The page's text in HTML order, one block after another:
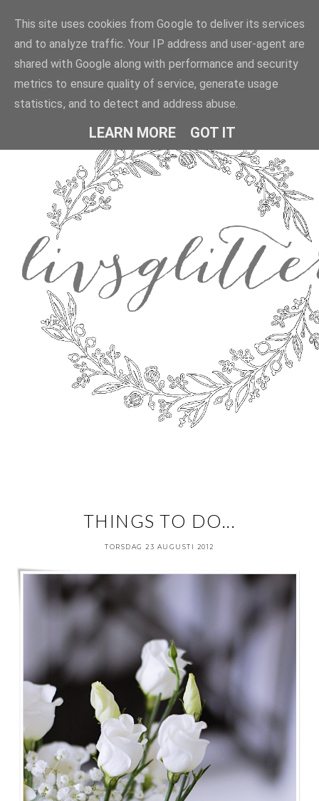
THINGS TO DO...
TORSDAG 23 AUGUSTI 2012
This site uses cookies from Google to deliver its services
and to analyze traffic. Your IP address and user-agent are
shared with Google along with performance and security
metrics to ensure quality of service, generate usage
statistics, and to detect and address abuse.
LEARN MORE GOT IT